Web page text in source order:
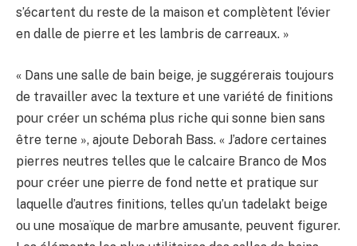
s’écartent du reste de la maison et complètent l’évier
en dalle de pierre et les lambris de carreaux. »
« Dans une salle de bain beige, je suggérerais toujours
de travailler avec la texture et une variété de finitions
pour créer un schéma plus riche qui sonne bien sans
être terne », ajoute Deborah Bass. « J’adore certaines
pierres neutres telles que le calcaire Branco de Mos
pour créer une pierre de fond nette et pratique sur
laquelle d’autres finitions, telles qu’un tadelakt beige
ou une mosaïque de marbre amusante, peuvent figurer.